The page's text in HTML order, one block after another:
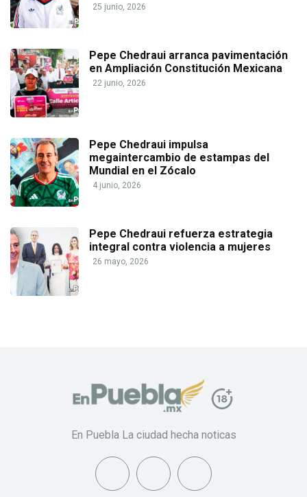
25 junio, 2026
Pepe Chedraui arranca pavimentación
en Ampliación Constitución Mexicana
22 junio, 2026
Pepe Chedraui impulsa
megaintercambio de estampas del
Mundial en el Zócalo
4 junio, 2026
Pepe Chedraui refuerza estrategia
integral contra violencia a mujeres
26 mayo, 2026
En Puebla La ciudad hecha noticas